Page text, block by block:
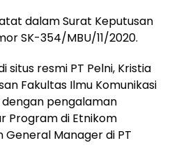
dalam Surat Keputusan
SK-354/MBU/11/2020.
situs resmi PT Pelni, Kristia
Fakultas Ilmu Komunikasi
dengan pengalaman
Program di Etnikom
General Manager di PT